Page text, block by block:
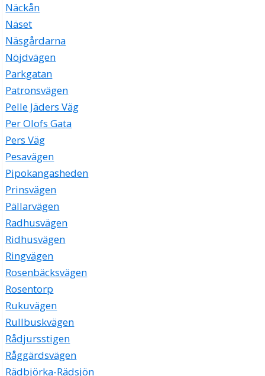
Näckån
Näset
Näsgårdarna
Nöjdvägen
Parkgatan
Patronsvägen
Pelle Jäders Väg
Per Olofs Gata
Pers Väg
Pesavägen
Pipokangasheden
Prinsvägen
Pällarvägen
Radhusvägen
Ridhusvägen
Ringvägen
Rosenbäcksvägen
Rosentorp
Rukuvägen
Rullbuskvägen
Rådjursstigen
Råggärdsvägen
Rädbjörka-Rädsjön